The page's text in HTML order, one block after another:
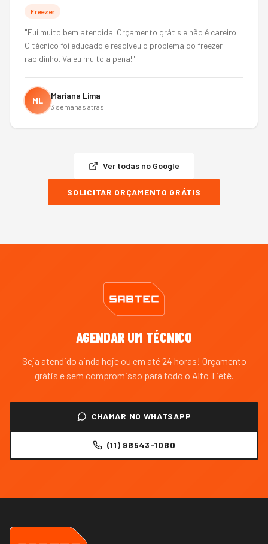
Freezer
"Fui muito bem atendida! Orçamento grátis e não é careiro.
O técnico foi educado e resolveu o problema do freezer
rapidinho. Valeu muito a pena!"
ML Mariana Lima
3 semanas atrás
Ver todas no Google
SOLICITAR ORÇAMENTO GRÁTIS
AGENDAR UM TÉCNICO
Seja atendido ainda hoje ou em até 24 horas! Orçamento
grátis e sem compromisso para todo o Alto Tietê.
CHAMAR NO WHATSAPP
(11) 98543-1080